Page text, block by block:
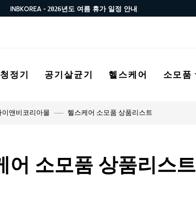
INBKOREA - 2026년도 여름 휴가 일정 안내
정기 공기살균기 헬스케어 소모품
이앤비코리아몰 헬스케어 소모품 상품리스트
어 소모품 상품리스트